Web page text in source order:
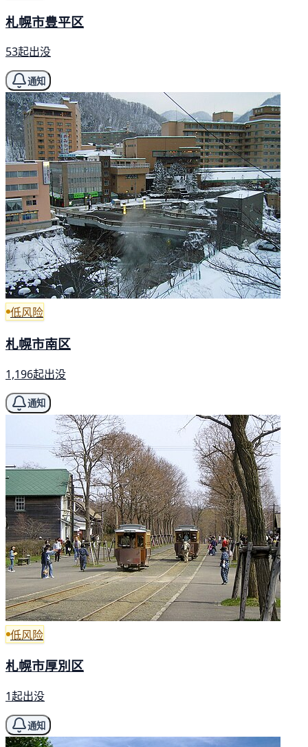
札幌市豊平区
53起出没
通知
低风险
札幌市南区
1,196起出没
通知
低风险
札幌市厚別区
1起出没
通知